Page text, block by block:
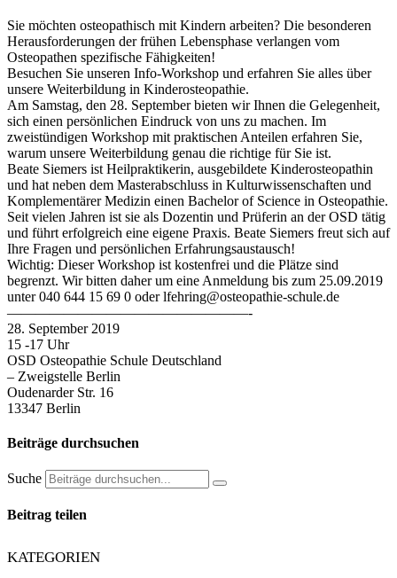
Sie möchten osteopathisch mit Kindern arbeiten? Die besonderen
Herausforderungen der frühen Lebensphase verlangen vom
Osteopathen spezifische Fähigkeiten!
Besuchen Sie unseren Info-Workshop und erfahren Sie alles über
unsere Weiterbildung in Kinderosteopathie.
Am Samstag, den 28. September bieten wir Ihnen die Gelegenheit,
sich einen persönlichen Eindruck von uns zu machen. Im
zweistündigen Workshop mit praktischen Anteilen erfahren Sie,
warum unsere Weiterbildung genau die richtige für Sie ist.
Beate Siemers ist Heilpraktikerin, ausgebildete Kinderosteopathin
und hat neben dem Masterabschluss in Kulturwissenschaften und
Komplementärer Medizin einen Bachelor of Science in Osteopathie.
Seit vielen Jahren ist sie als Dozentin und Prüferin an der OSD tätig
und führt erfolgreich eine eigene Praxis. Beate Siemers freut sich auf
Ihre Fragen und persönlichen Erfahrungsaustausch!
Wichtig: Dieser Workshop ist kostenfrei und die Plätze sind
begrenzt. Wir bitten daher um eine Anmeldung bis zum 25.09.2019
unter 040 644 15 69 0 oder lfehring@osteopathie-schule.de
—————————————————-
28. September 2019
15 -17 Uhr
OSD Osteopathie Schule Deutschland
– Zweigstelle Berlin
Oudenarder Str. 16
13347 Berlin
Beiträge durchsuchen
Suche
Beitrag teilen
KATEGORIEN